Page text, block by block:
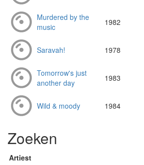
Murdered by the
music
1982
Saravah! 1978
Tomorrow's just
another day
1983
Wild & moody 1984
Zoeken
Artiest